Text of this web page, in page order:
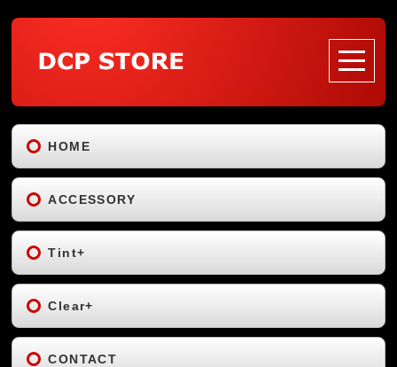
HOME
ACCESSORY
Tint+
Clear+
CONTACT